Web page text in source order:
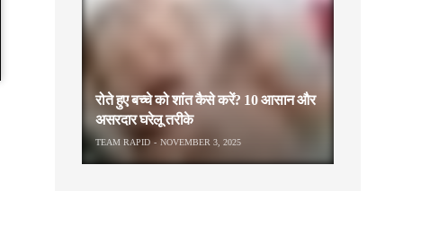
रोते हुए बच्चे को शांत कैसे करें? 10 आसान और
असरदार घरेलू तरीके
TEAM RAPID NOVEMBER 3, 2025